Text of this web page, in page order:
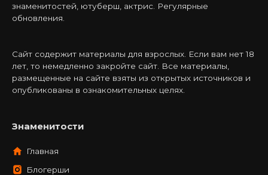
знаменитостей, ютуберш, актрис. Регулярные
обновления.
Сайт содержит материалы для взрослых. Если вам нет 18
лет, то немедленно закройте сайт. Все материалы,
размещенные на сайте взяты из открытых источников и
опубликованы в ознакомительных целях.
Знаменитости
Главная
Блогерши